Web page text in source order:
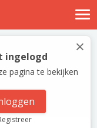
×
ingelogd
pagina te bekijken